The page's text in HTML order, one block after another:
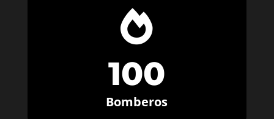

100
Bomberos